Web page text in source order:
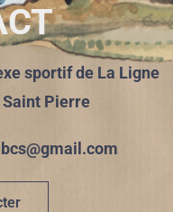
de La Ligne
Saint Pierre